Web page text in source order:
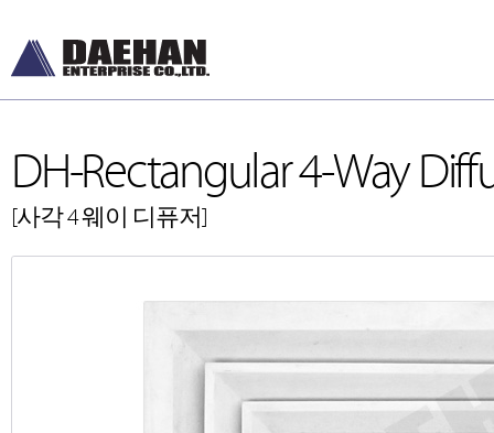
DH-Rectangular 4-Way
[사각 4 웨이 디퓨저]
DH-Diffusers DH-Ceiling &
Grilles and Louvers